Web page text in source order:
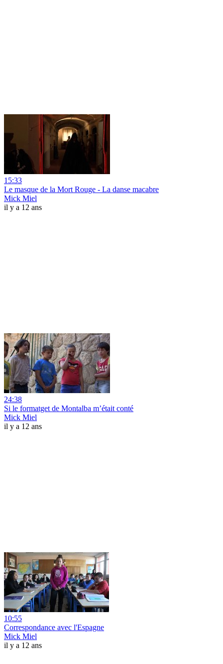
15:33
Le masque de la Mort Rouge - La danse macabre
Mick Miel
il y a 12 ans
24:38
Si le formatget de Montalba m’était conté
Mick Miel
il y a 12 ans
10:55
Correspondance avec l'Espagne
Mick Miel
il y a 12 ans